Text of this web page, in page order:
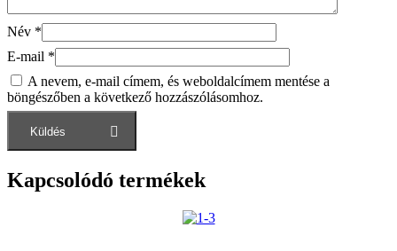
Név *
E-mail *
A nevem, e-mail címem, és weboldalcímem mentése a
böngészőben a következő hozzászólásomhoz.
Kapcsolódó termékek